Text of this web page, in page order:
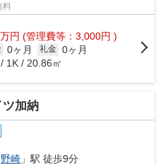
料
万円 (管理費等：3,000円 )
0ヶ月 礼金 0ヶ月
1K / 20.86㎡
ツ加納
野崎 」駅 徒歩9分